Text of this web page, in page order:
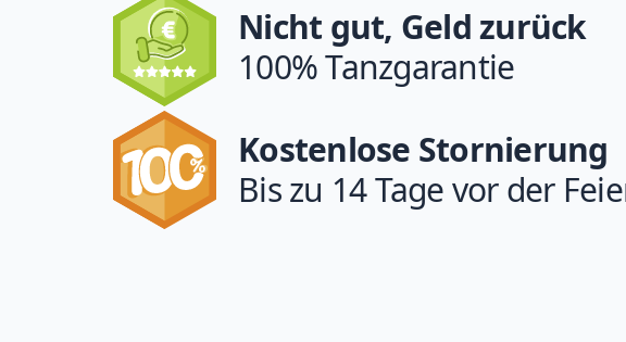
Nicht gut, Geld zurück
100% Tanzgarantie
Kostenlose Stornierung
Bis zu 14 Tage vor der